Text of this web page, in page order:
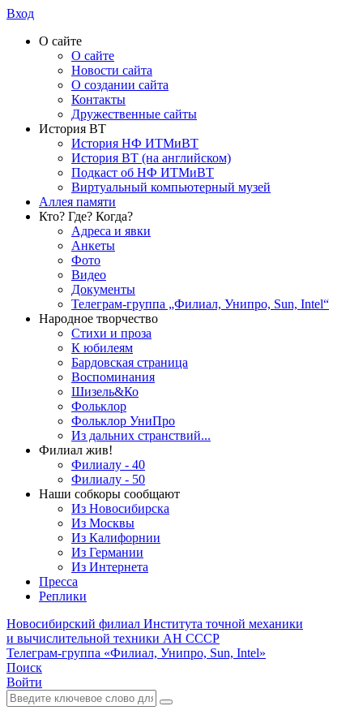
Вход
О сайте
О сайте
Новости сайта
О создании сайта
Контакты
Дружественные сайты
История ВТ
История НФ ИТМиВТ
История ВТ (на английском)
Подкаст об НФ ИТМиВТ
Виртуальный компьютерный музей
Аллея памяти
Кто? Где? Когда?
Адреса и явки
Анкеты
Фото
Видео
Документы
Телеграм-группа „Филиал, Унипро, Sun, Intel“
Народное творчество
Стихи и проза
К юбилеям
Бардовская страница
Воспоминания
Шизель&Ко
Фольклор
Фольклор УниПро
Из дальних странствий...
Филиал жив!
Филиалу - 40
Филиалу - 50
Наши собкоры сообщают
Из Новосибирска
Из Москвы
Из Калифорнии
Из Германии
Из Интернета
Пресса
Реплики
Новосибирский филиал Института точной механики
и вычислительной техники АН СССР
Телеграм-группа «Филиал, Унипро, Sun, Intel»
Поиск
Войти